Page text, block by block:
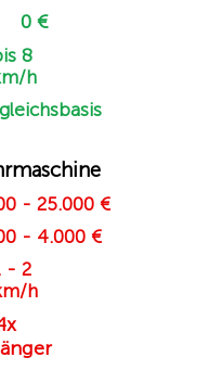
0 €
8
h
- 25.000 €
- 4.000 €
- 2
h